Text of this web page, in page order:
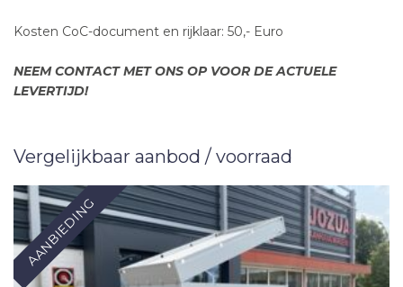
Kosten CoC-document en rijklaar: 50,- Euro
NEEM CONTACT MET ONS OP VOOR DE ACTUELE
LEVERTIJD!
Vergelijkbaar aanbod / voorraad
AANBIEDING